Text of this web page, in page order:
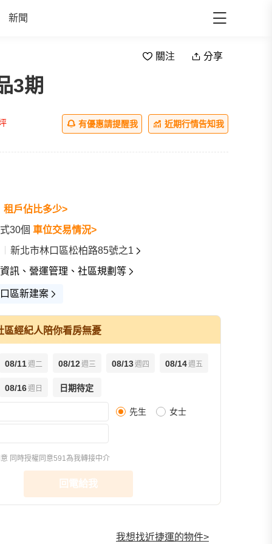
新聞
關注 分享
all
街景(1)
3期
有優惠請提醒我 近期行情告知我
租戶佔比多少>
30個 車位交易情況>
新北市林口區松柏路85號之1
訊、營運管理、社區規劃等
區新建案
區經紀人陪你看房無憂
08/11週二 08/12週三 08/13週四 08/14週五
08/16週日 日期待定
先生 女士
同時授權同意591為我轉接中介
回電給我
我想找近捷運的物件>